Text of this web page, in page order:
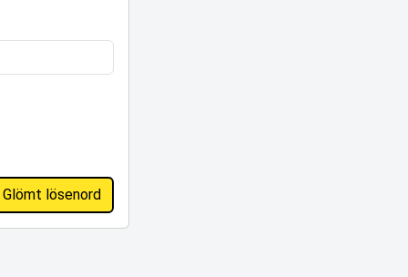
Glömt lösenord